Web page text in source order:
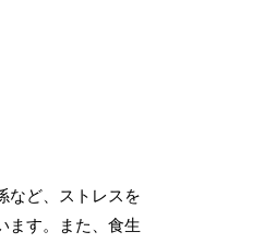
など、ストレスを
ます。また、食生